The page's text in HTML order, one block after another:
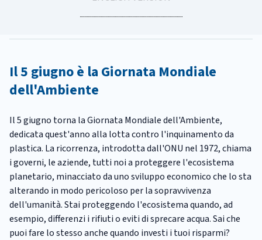
Il 5 giugno è la Giornata Mondiale
dell'Ambiente
Il 5 giugno torna la Giornata Mondiale dell'Ambiente,
dedicata quest'anno alla lotta contro l'inquinamento da
plastica. La ricorrenza, introdotta dall'ONU nel 1972, chiama
i governi, le aziende, tutti noi a proteggere l'ecosistema
planetario, minacciato da uno sviluppo economico che lo sta
alterando in modo pericoloso per la sopravvivenza
dell'umanità. Stai proteggendo l'ecosistema quando, ad
esempio, differenzi i rifiuti o eviti di sprecare acqua. Sai che
puoi fare lo stesso anche quando investi i tuoi risparmi?